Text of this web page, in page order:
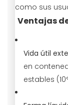
como sus
Ventajas
Vida útil
en
estables